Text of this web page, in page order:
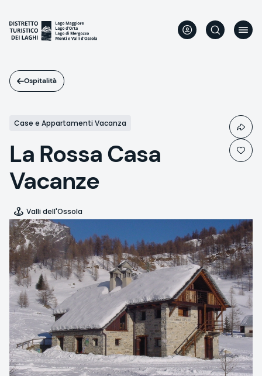
contenuto
principale
Ospitalità
Case e Appartamenti Vacanza
La Rossa Casa
Vacanze
Valli dell'Ossola